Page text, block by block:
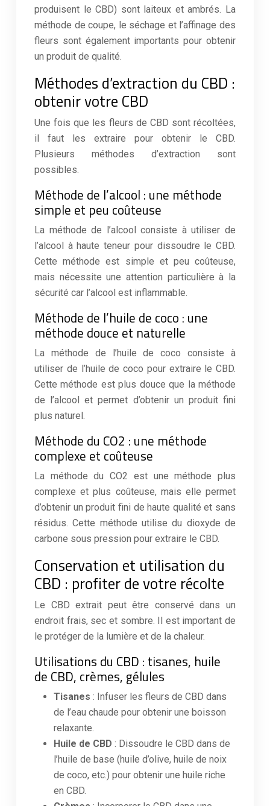
produisent le CBD) sont laiteux et ambrés. La
méthode de coupe, le séchage et l’affinage des
fleurs sont également importants pour obtenir
un produit de qualité.
Méthodes d’extraction du CBD :
obtenir votre CBD
Une fois que les fleurs de CBD sont récoltées,
il faut les extraire pour obtenir le CBD.
Plusieurs méthodes d’extraction sont
possibles.
Méthode de l’alcool : une méthode
simple et peu coûteuse
La méthode de l’alcool consiste à utiliser de
l’alcool à haute teneur pour dissoudre le CBD.
Cette méthode est simple et peu coûteuse,
mais nécessite une attention particulière à la
sécurité car l’alcool est inflammable.
Méthode de l’huile de coco : une
méthode douce et naturelle
La méthode de l’huile de coco consiste à
utiliser de l’huile de coco pour extraire le CBD.
Cette méthode est plus douce que la méthode
de l’alcool et permet d’obtenir un produit fini
plus naturel.
Méthode du CO2 : une méthode
complexe et coûteuse
La méthode du CO2 est une méthode plus
complexe et plus coûteuse, mais elle permet
d’obtenir un produit fini de haute qualité et sans
résidus. Cette méthode utilise du dioxyde de
carbone sous pression pour extraire le CBD.
Conservation et utilisation du
CBD : profiter de votre récolte
Le CBD extrait peut être conservé dans un
endroit frais, sec et sombre. Il est important de
le protéger de la lumière et de la chaleur.
Utilisations du CBD : tisanes, huile
de CBD, crèmes, gélules
Tisanes : Infuser les fleurs de CBD dans
de l’eau chaude pour obtenir une boisson
relaxante.
Huile de CBD : Dissoudre le CBD dans de
l’huile de base (huile d’olive, huile de noix
de coco, etc.) pour obtenir une huile riche
en CBD.